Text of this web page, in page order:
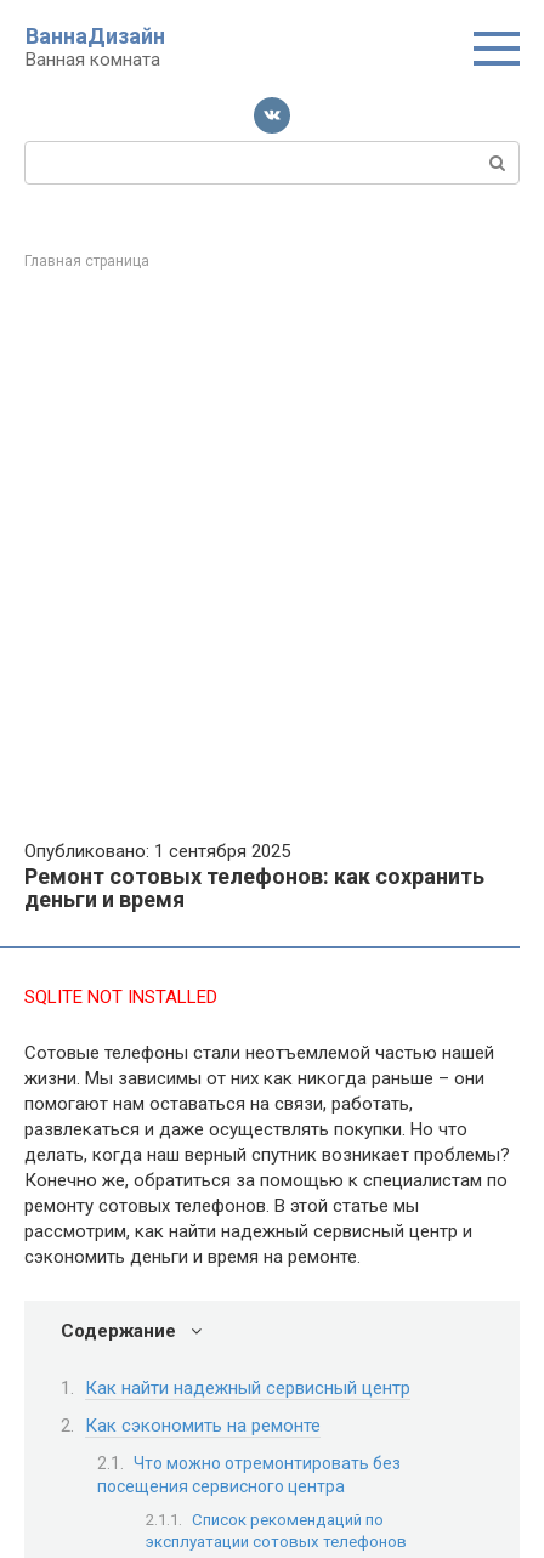
контенту
ВаннаДизайн
Ванная комната
Поиск:
Главная страница
Опубликовано: 1 сентября 2025
Ремонт сотовых телефонов: как сохранить
деньги и время
SQLITE NOT INSTALLED
Сотовые телефоны стали неотъемлемой частью нашей
жизни. Мы зависимы от них как никогда раньше – они
помогают нам оставаться на связи, работать,
развлекаться и даже осуществлять покупки. Но что
делать, когда наш верный спутник возникает проблемы?
Конечно же, обратиться за помощью к специалистам по
ремонту сотовых телефонов. В этой статье мы
рассмотрим, как найти надежный сервисный центр и
сэкономить деньги и время на ремонте.
Содержание
Как найти надежный сервисный центр
Как сэкономить на ремонте
Что можно отремонтировать без
посещения сервисного центра
Список рекомендаций по
эксплуатации сотовых телефонов